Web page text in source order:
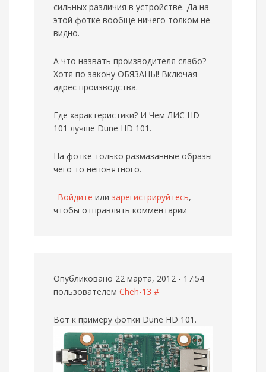
сильных различия в устройстве. Да на
этой фотке вообще ничего толком не
видно.
А что назвать производителя слабо?
Хотя по закону ОБЯЗАНЫ! Включая
адрес производства.
Где характеристики? И Чем ЛИС HD
101 лучше Dune HD 101.
На фотке только размазанные образы
чего то непонятного.
Войдите или зарегистрируйтесь,
чтобы отправлять комментарии
Опубликовано 22 марта, 2012 - 17:54
пользователем Cheh-13 #
Вот к примеру фотки Dune HD 101.